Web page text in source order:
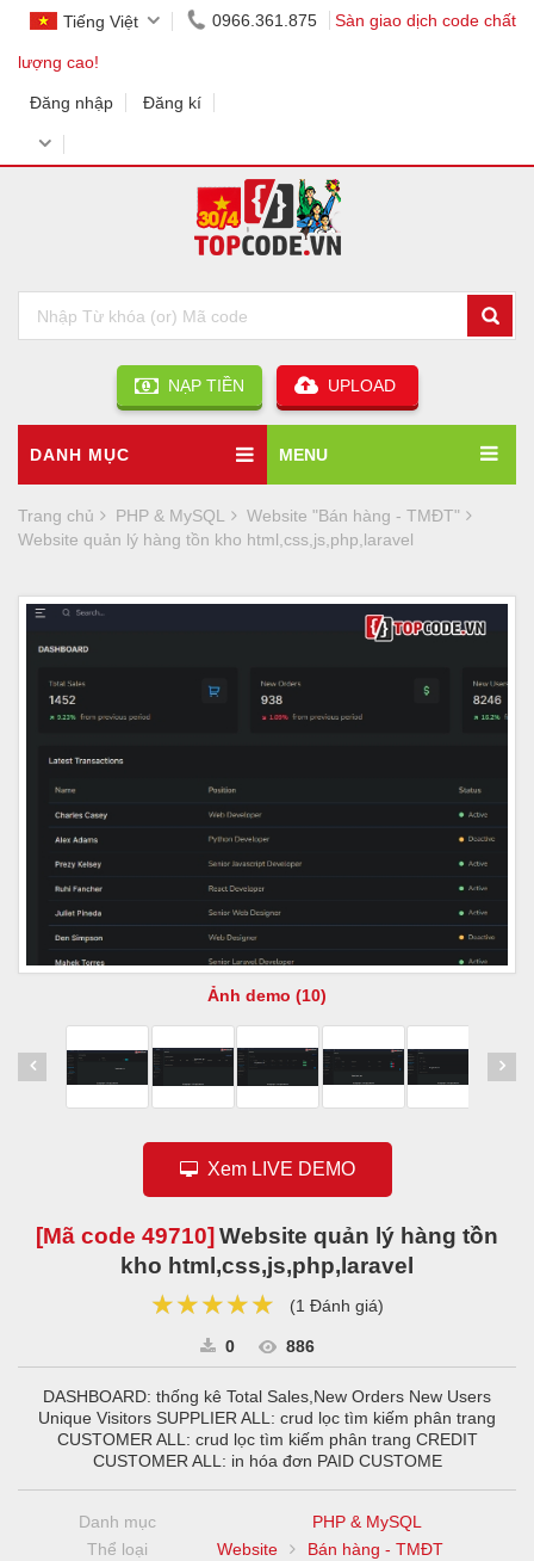
Tiếng Việt 0966.361.875 Sàn giao dịch code chất
lượng cao!
Đăng nhập Đăng kí
NẠP TIỀN UPLOAD
DANH MỤC MENU
Trang chủ PHP & MySQL
Website "Bán hàng - TMĐT"
Website quản lý hàng tồn kho html,css,js,php,laravel
Ảnh demo (10)
Xem LIVE DEMO
[Mã code 49710] Website quản lý hàng tồn
kho html,css,js,php,laravel
★★★★★
★★★★★
★★★★★ (1 Đánh giá)
0 886
DASHBOARD: thống kê Total Sales,New Orders New Users
Unique Visitors SUPPLIER ALL: crud lọc tìm kiếm phân trang
CUSTOMER ALL: crud lọc tìm kiếm phân trang CREDIT
CUSTOMER ALL: in hóa đơn PAID CUSTOME
Danh mục
PHP & MySQL
Thể loại
Website
Bán hàng - TMĐT